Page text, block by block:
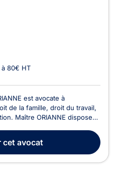
80€ HT
est avocate à
de la famille, droit du travail,
Maître ORIANNE dispose
problématiques en lien
cet avocat